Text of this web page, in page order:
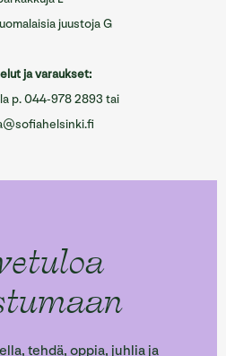
juustoja G
ja varaukset:
p. 044-978 2893 tai
tehdä, oppia, juhlia ja